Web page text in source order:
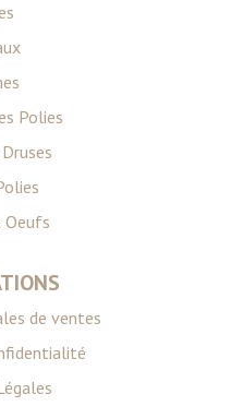
Polies
Oeufs
de ventes